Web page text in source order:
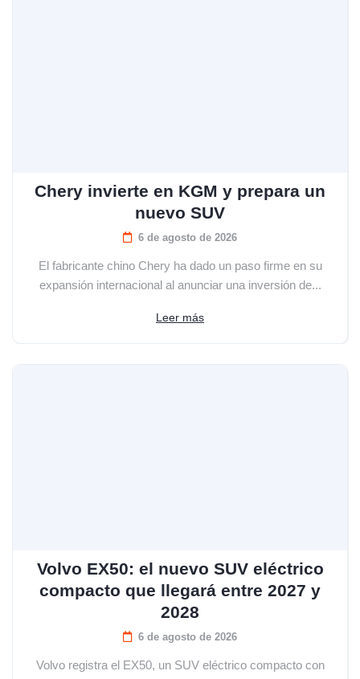
Chery invierte en KGM y prepara un
nuevo SUV
6 de agosto de 2026
El fabricante chino Chery ha dado un paso firme en su
expansión internacional al anunciar una inversión de...
Leer más
Volvo EX50: el nuevo SUV eléctrico
compacto que llegará entre 2027 y
2028
6 de agosto de 2026
Volvo registra el EX50, un SUV eléctrico compacto con